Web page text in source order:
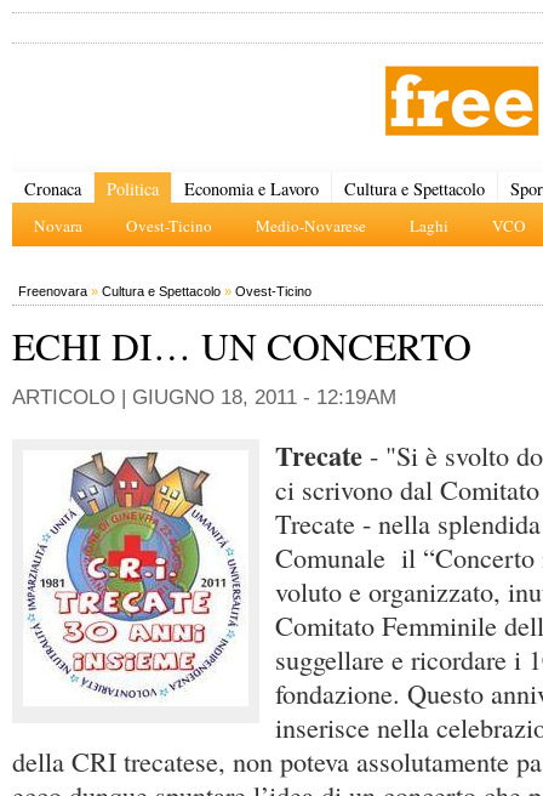
Cronaca Politica
Novara Ovest-Ticino Medio-Novarese Laghi VCO
Economia e Lavoro Cultura e Spettacolo
Freenovara » Cultura e Spettacolo » Ovest-Ticino
ECHI DI… UN CONCERTO
ARTICOLO | GIUGNO 18, 2011 - 12:19AM
Trecate - "Si è svolto
ci scrivono dal
Trecate - nella
Comunale il “Concerto
voluto e organizzato,
Comitato Femminile
suggellare e ricordare i
fondazione. Questo
inserisce nella
della CRI trecatese, non poteva assolutamente